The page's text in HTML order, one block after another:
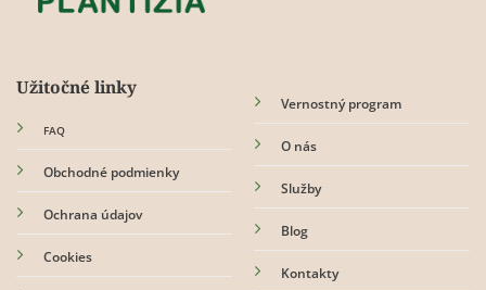
Užitočné linky
FAQ
Obchodné podmienky
Ochrana údajov
Cookies
Vernostný program
O nás
Služby
Blog
Kontakty